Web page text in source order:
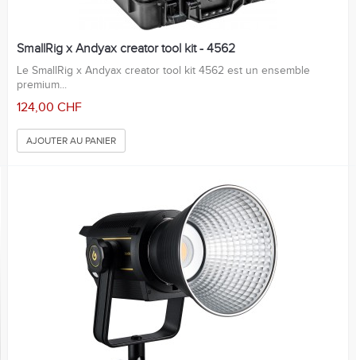
SmallRig x Andyax creator tool kit - 4562
Le SmallRig x Andyax creator tool kit 4562 est un ensemble
premium...
124,00 CHF
AJOUTER AU PANIER